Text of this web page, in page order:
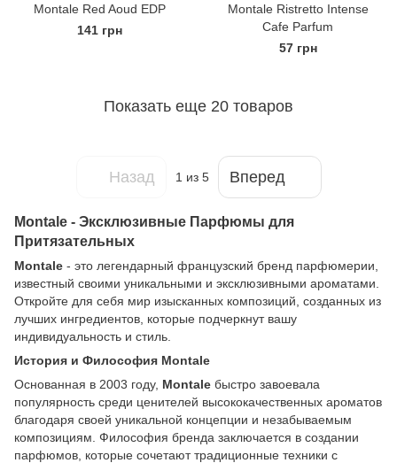
Montale Red Aoud EDP
141 грн
Montale Ristretto Intense
Cafe Parfum
57 грн
Показать еще 20 товаров
Назад 1 из 5 Вперед
Montale - Эксклюзивные Парфюмы для
Притязательных
Montale - это легендарный французский бренд парфюмерии,
известный своими уникальными и эксклюзивными ароматами.
Откройте для себя мир изысканных композиций, созданных из
лучших ингредиентов, которые подчеркнут вашу
индивидуальность и стиль.
История и Философия Montale
Основанная в 2003 году, Montale быстро завоевала
популярность среди ценителей высококачественных ароматов
благодаря своей уникальной концепции и незабываемым
композициям. Философия бренда заключается в создании
парфюмов, которые сочетают традиционные техники с